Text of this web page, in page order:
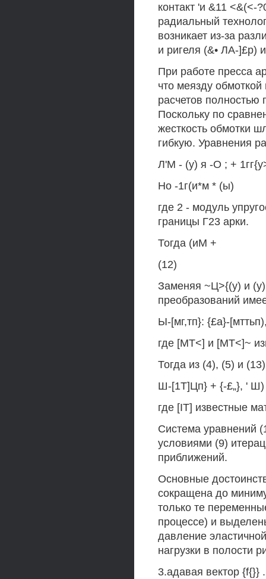
контакт 'и &11
радиальный
возникает из-за
и ригеля (&• ЛА-]£р)
При работе пресса
что меязду
расчетов полностью
Поскольку по
жесткость обмотки
гибкую. Уравнения
Л'М - (у) я -О ; +
Но -1г(и*м * (ы)
где 2 - модуль
границы Г23 арки.
Тогда (иМ +
(12)
Заменяя ~Ц>{(у) и
преобразований
Ы-[мг,тп}: {£а}-
где [МТ<] и [МТ<]~
Тогда из (4), (5) и
Ш-[1Т]Цп} + {-£„}, ' Ш)
где [IT] известные
Система уравнений
условиями (9)
приближений.
Основные
сокращена до
только те
процессе) и
давление
нагрузки в полости
3.адавая вектор {f{}}